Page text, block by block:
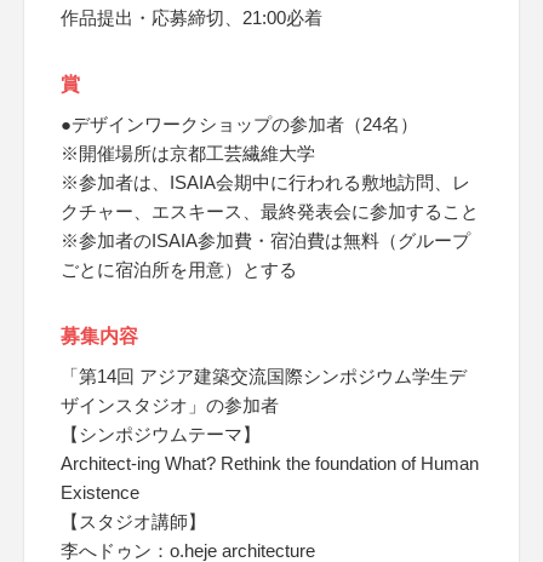
作品提出・応募締切、21:00必着
賞
●デザインワークショップの参加者（24名）
※開催場所は京都工芸繊維大学
※参加者は、ISAIA会期中に行われる敷地訪問、レ
クチャー、エスキース、最終発表会に参加すること
※参加者のISAIA参加費・宿泊費は無料（グループ
ごとに宿泊所を用意）とする
募集内容
「第14回 アジア建築交流国際シンポジウム学生デ
ザインスタジオ」の参加者
【シンポジウムテーマ】
Architect-ing What? Rethink the foundation of Human
Existence
【スタジオ講師】
李へドゥン：o.heje architecture